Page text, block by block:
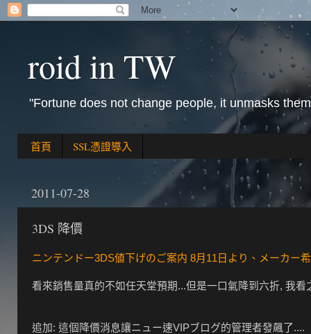
roid in TW
"Fortune does not change people, it unmasks
首頁 SSL憑證導入
2011-07-28
3DS 降價
ニンテンドー3DS値下げのご案内 8月11日より、メーカー
看來銷售量真的不如任天堂預期...但是一口氣降到六折, 我
追加: 這個降價消息讓ニュー速VIPブログ的管理者發飆了....